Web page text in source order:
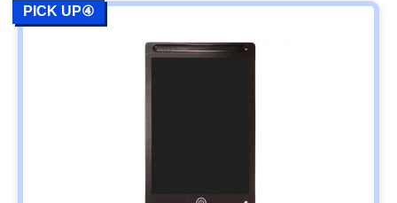
PICK UP④